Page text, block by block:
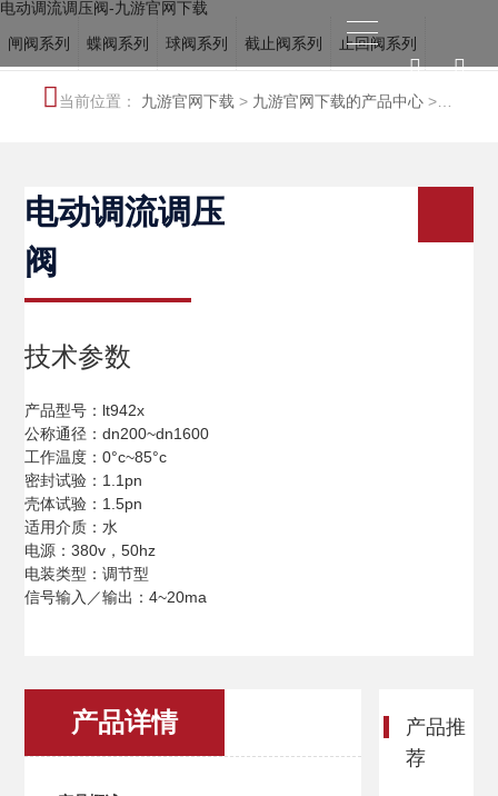
电动调流调压阀-九游官网下载
闸阀系列
蝶阀系列 球阀系列 截止阀系列 止回阀系列
电站阀系列 调节阀系列 冶金阀系列 水力控制阀系列
当前位置： 九游官网下载 > 九游官网下载的产品中心 >
电动调流调压
阀
技术参数
产品型号：lt942x
公称通径：dn200~dn1600
工作温度：0°c~85°c
密封试验：1.1pn
壳体试验：1.5pn
适用介质：水
电源：380v，50hz
电装类型：调节型
信号输入／输出：4~20ma
产品详情
产品推
荐